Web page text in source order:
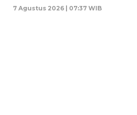
7 Agustus 2026 | 07:37 WIB